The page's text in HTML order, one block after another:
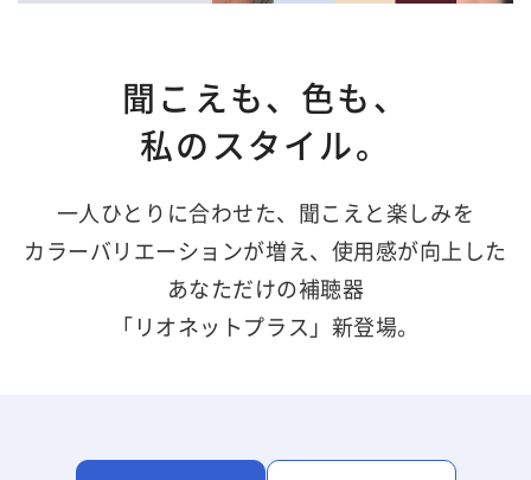
聞こえも、色も、
私のスタイル。
一人ひとりに合わせた、聞こえと楽しみを
カラーバリエーションが増え、使用感が向上した
あなただけの補聴器
「リオネットプラス」新登場。